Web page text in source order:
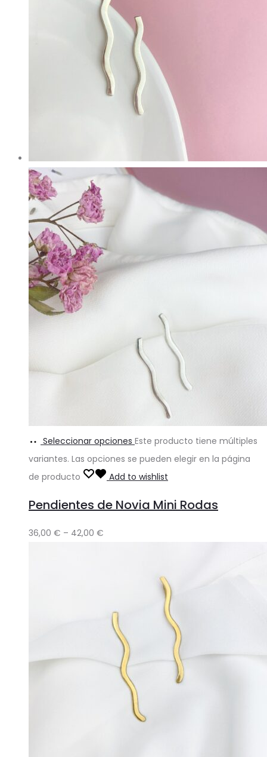
Seleccionar opciones Este producto tiene múltiples
variantes. Las opciones se pueden elegir en la página
de producto
Add to wishlist
Pendientes de Novia Mini Rodas
36,00 € – 42,00 €